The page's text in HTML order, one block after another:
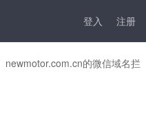
登入 注册
newmotor.com.cn的微信域名拦